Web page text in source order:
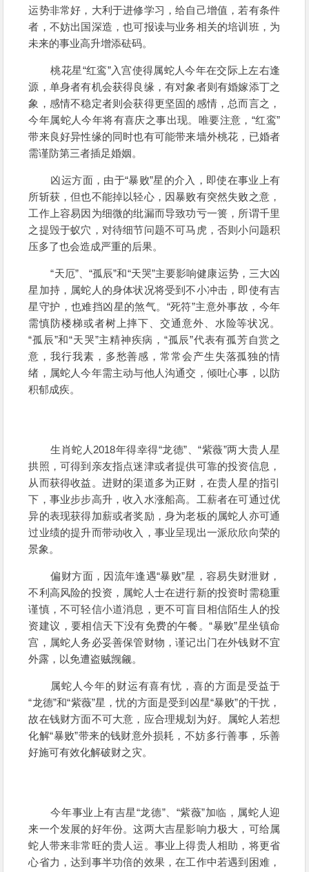
运势非常好，大利于进修学习，给自己增值，若有条件
者，不妨出国深造，也可报读与业务相关的培训班，为
未来的事业高升增添砝码。
桃花星“红鸾”入宫使得属蛇人今年在交际上左右逢
源，单身者有机会获得良缘，有对象者则有婚嫁添丁之
象，感情不稳定者则会获得更坚固的感情，总而言之，
今年属蛇人今年将有喜庆之事出现。唯要注意，“红鸾”
带来良好异性缘的同时也有可能带来墙外桃花，已婚者
需谨防第三者插足婚姻。
凶运方面，由于“暴败”星的介入，即使在事业上有
所斩获，但也不能掉以轻心，因暴败有突然失败之意，
工作上容易因为细微的纰漏而导致功亏一篑，所谓千里
之提毁于蚁穴，对待细节问题不可马虎，否则小问题积
压多了也会造成严重的后果。
“天厄”、“孤辰”和“天哭”主要影响健康运势，三大凶
星加持，属蛇人的身体状况将受到不小冲击，即使有吉
星守护，也难挡凶星的煞气。“死符”主意外事故，今年
需慎防楼梯或者树上摔下、交通意外、水险等状况。
“孤辰”和“天哭”主精神疾病，“孤辰”代表有孤芳自赏之
意，我行我素，多愁善感，常常会产生失落孤独的情
绪，属蛇人今年需主动与他人沟通交，倾吐心事，以防
积郁成疾。
生肖蛇人2018年得幸得“龙德”、“紫薇”两大贵人星
拱照，可得到亲友指点迷津或者提供可靠的投资信息，
从而获得收益。进财的渠道多为正财，在贵人星的指引
下，事业步步高升，收入水涨船高。工薪者在可通过优
异的表现获得加薪或者奖励，身为老板的属蛇人亦可通
过业绩的提升而带动收入，事业呈现出一派欣欣向荣的
景象。
偏财方面，因流年逢遇“暴败”星，容易失财泄财，
不利高风险的投资，属蛇人士在进行新的投资时需稳重
谨慎，不可轻信小道消息，更不可盲目相信陌生人的投
资建议，要相信天下没有免费的午餐。“暴败”星坐镇命
宫，属蛇人务必妥善保管财物，谨记出门在外钱财不宜
外露，以免遭盗贼觊觎。
属蛇人今年的财运有喜有忧，喜的方面是受益于
“龙德”和“紫薇”星，忧的方面是受到凶星“暴败”的干扰，
故在钱财方面不可大意，应合理规划为好。属蛇人若想
化解“暴败”带来的钱财意外损耗，不妨多行善事，乐善
好施可有效化解破财之灾。
今年事业上有吉星“龙德”、“紫薇”加临，属蛇人迎
来一个发展的好年份。这两大吉星影响力极大，可给属
蛇人带来非常旺的贵人运。事业上得贵人相助，将更省
心省力，达到事半功倍的效果，在工作中若遇到困难，